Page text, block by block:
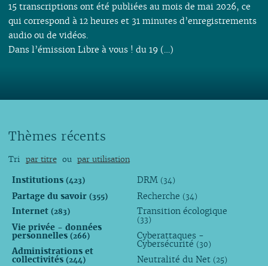
15 transcriptions ont été publiées au mois de mai 2026, ce
qui correspond à 12 heures et 31 minutes d’enregistrements
audio ou de vidéos.
Dans l’émission Libre à vous ! du 19 (…)
Thèmes récents
Tri par titre ou par utilisation
Institutions (423)
Partage du savoir (355)
Internet (283)
Vie privée - données
personnelles (266)
Administrations et
collectivités (244)
DRM (34)
Recherche (34)
Transition écologique
(33)
Cyberattaques -
Cybersécurité (30)
Neutralité du Net (25)